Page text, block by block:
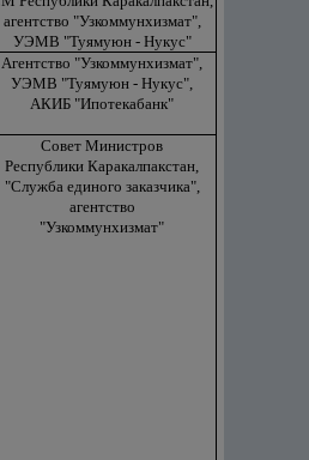
агентство "Узкоммунхизмат",
УЭМВ "Туямуюн - Нукус"
Агентство "Узкоммунхизмат",
УЭМВ "Туямуюн - Нукус",
АКИБ "Ипотекабанк"
Совет Министров
Республики Каракалпакстан,
"Служба единого заказчика",
агентство
"Узкоммунхизмат"